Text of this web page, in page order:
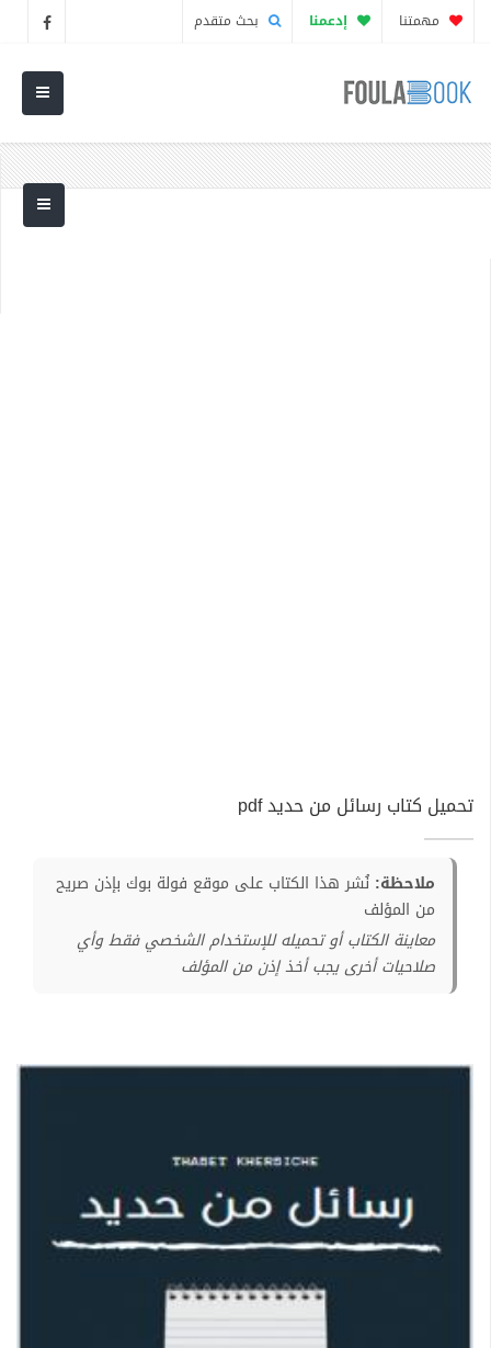
مهمتنا إدعمنا بحث متقدم
تحميل كتاب رسائل من حديد pdf
ملاحظة: نُشر هذا الكتاب على موقع فولة بوك بإذن صريح
من المؤلف
معاينة الكتاب أو تحميله للإستخدام الشخصي فقط وأي
صلاحيات أخرى يجب أخذ إذن من المؤلف